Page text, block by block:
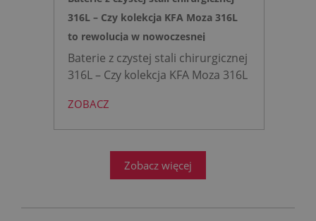
316L – Czy kolekcja KFA Moza 316L
to rewolucja w nowoczesnej
łazience?
Baterie z czystej stali chirurgicznej
316L – Czy kolekcja KFA Moza 316L
łazience?
projektowanie łazienek stanęło
ZOBACZ
Zobacz więcej